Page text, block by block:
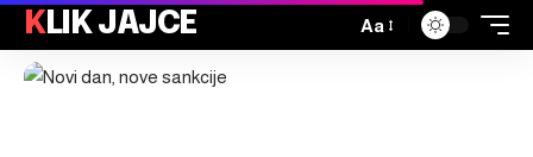
KLIK JAJCE Aa